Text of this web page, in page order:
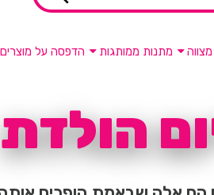
מתנות ממותגות הדפסה על מוצרים
הולדת